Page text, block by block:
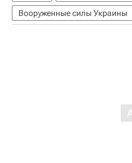
Вооруженные силы Украины